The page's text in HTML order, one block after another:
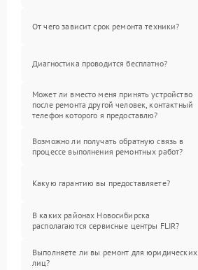
От чего зависит срок ремонта техники?
Диагностика проводится бесплатно?
Может ли вместо меня принять устройство
после ремонта другой человек, контактный
телефон которого я предоставлю?
Возможно ли получать обратную связь в
процессе выполнения ремонтных работ?
Какую гарантию вы предоставляете?
В каких районах Новосибирска
располагаются сервисные центры FLIR?
Выполняете ли вы ремонт для юридических
лиц?